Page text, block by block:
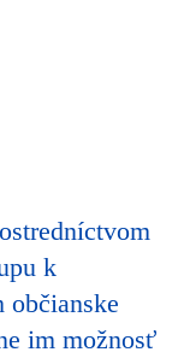
k
občianske
im možnosť